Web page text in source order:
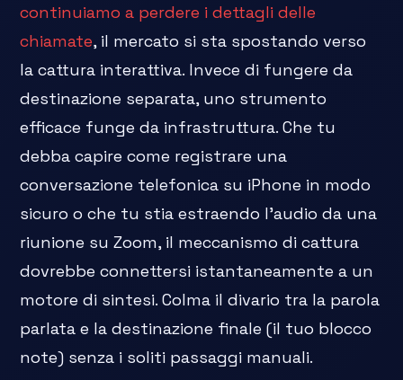
continuiamo a perdere i dettagli delle
chiamate, il mercato si sta spostando verso
la cattura interattiva. Invece di fungere da
destinazione separata, uno strumento
efficace funge da infrastruttura. Che tu
debba capire come registrare una
conversazione telefonica su iPhone in modo
sicuro o che tu stia estraendo l'audio da una
riunione su Zoom, il meccanismo di cattura
dovrebbe connettersi istantaneamente a un
motore di sintesi. Colma il divario tra la parola
parlata e la destinazione finale (il tuo blocco
note) senza i soliti passaggi manuali.